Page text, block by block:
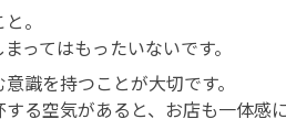
。
ってはもったいないです。
識を持つことが大切です。
る空気があると、お店も一体感に